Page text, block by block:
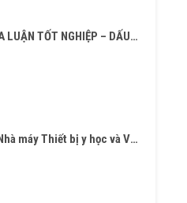
BẢO VỆ KHÓA LUẬN TỐT NGHIỆP – DẤU MỐC TRƯỞNG THÀNH CỦA SINH VIÊN KHÓA 2022–2026
Cty cổ phần Nhà máy Thiết bị y học và Vật liệu sinh học tuyển dụng